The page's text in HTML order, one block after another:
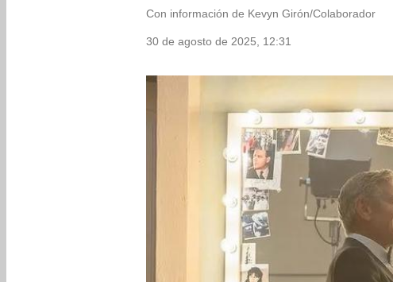
Con información de Kevyn Girón/Colaborador
30 de agosto de 2025, 12:31